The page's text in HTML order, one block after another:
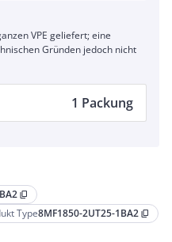
content_copy
Type8MF1850-2UT25-1BA2 content_copy
VPE geliefert; eine
Gründen jedoch nicht
1 Packung